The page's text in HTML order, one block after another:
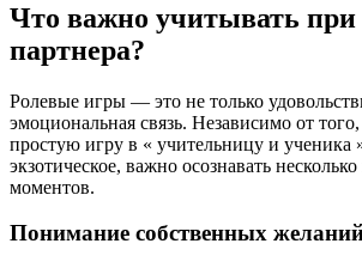
Что важно учитывать при
партнера?
Ролевые игры — это не только
эмоциональная связь. Независимо от
простую игру в « учительницу и ученика
экзотическое, важно осознавать
моментов.
Понимание собственных